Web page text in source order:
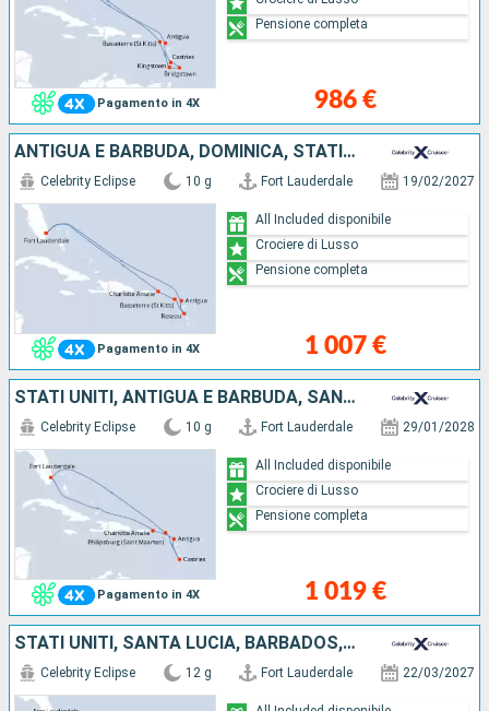
Pagamento in 4X 986 €
Pensione completa
ANTIGUA E BARBUDA, DOMINICA, STATI UNITI
Pagamento in 4X
Celebrity Eclipse 10 g Fort Lauderdale 19/02/2027
1 007 €
All Included disponibile
Crociere di Lusso
Pensione completa
STATI UNITI, ANTIGUA E BARBUDA, SANTA LUCIA, SAINT MARTIN
Pagamento in 4X
Celebrity Eclipse 10 g Fort Lauderdale 29/01/2028
1 019 €
All Included disponibile
Crociere di Lusso
Pensione completa
STATI UNITI, SANTA LUCIA, BARBADOS, GRENADA, DOMINICA, SAINT MARTIN
Celebrity Eclipse 12 g Fort Lauderdale 22/03/2027